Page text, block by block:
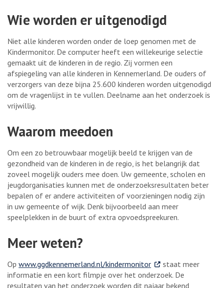
Wie worden er uitgenodigd
Niet alle kinderen worden onder de loep genomen met de
Kindermonitor. De computer heeft een willekeurige selectie
gemaakt uit de kinderen in de regio. Zij vormen een
afspiegeling van alle kinderen in Kennemerland. De ouders of
verzorgers van deze bijna 25.600 kinderen worden uitgenodigd
om de vragenlijst in te vullen. Deelname aan het onderzoek is
vrijwillig.
Waarom meedoen
Om een zo betrouwbaar mogelijk beeld te krijgen van de
gezondheid van de kinderen in de regio, is het belangrijk dat
zoveel mogelijk ouders mee doen. Uw gemeente, scholen en
jeugdorganisaties kunnen met de onderzoeksresultaten beter
bepalen of er andere activiteiten of voorzieningen nodig zijn
in uw gemeente of wijk. Denk bijvoorbeeld aan meer
speelplekken in de buurt of extra opvoedspreekuren.
Meer weten?
Op www.ggdkennemerland.nl/kindermonitor. Externe link
staat meer
informatie en een kort filmpje over het onderzoek. De
resultaten van het onderzoek worden dit najaar bekend